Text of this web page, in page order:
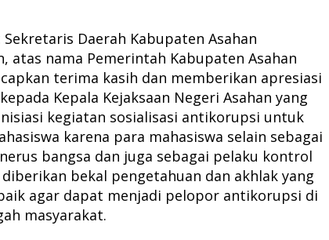
Daerah Kabupaten Asahan
atas nama Pemerintah Kabupaten Asahan
terima kasih dan memberikan apresiasi
Kepala Kejaksaan Negeri Asahan yang
kegiatan sosialisasi antikorupsi untuk
karena para mahasiswa selain sebagai
bangsa dan juga sebagai pelaku kontrol
bekal pengetahuan dan akhlak yang
agar dapat menjadi pelopor antikorupsi di
masyarakat.